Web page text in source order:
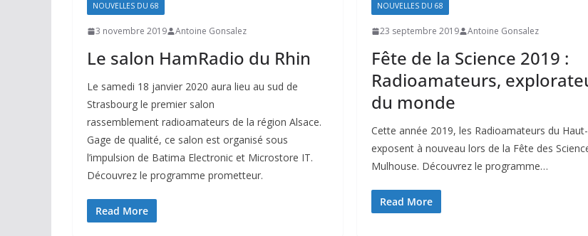
NOUVELLES DU 68
3 novembre 2019 Antoine Gonsalez
Le salon HamRadio du Rhin
Le samedi 18 janvier 2020 aura lieu au sud de
Strasbourg le premier salon
rassemblement radioamateurs de la région Alsace.
Gage de qualité, ce salon est organisé sous
l’impulsion de Batima Electronic et Microstore IT.
Découvrez le programme prometteur.
Read More
NOUVELLES DU 68
23 septembre 2019 Antoine Gonsalez
Fête de la Science 2019 :
Radioamateurs,
du monde
Cette année 2019, les Radioamateurs du
exposent à nouveau lors de la Fête des
Mulhouse. Découvrez le programme…
Read More